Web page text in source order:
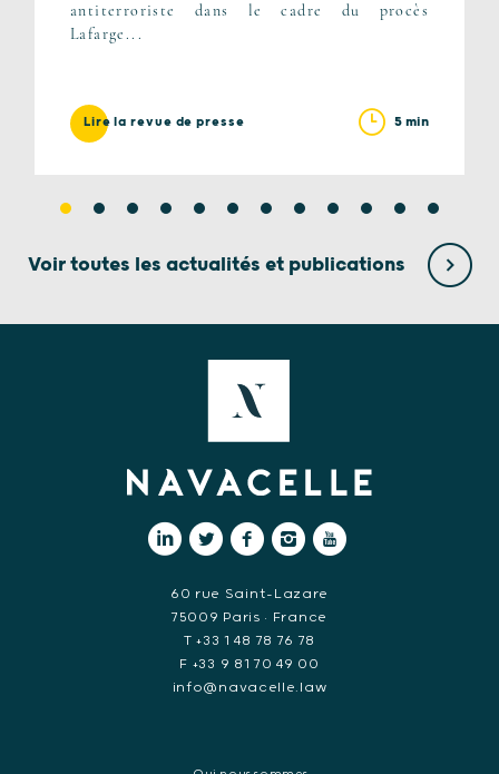
antiterroriste dans le cadre du procès
Lafarge...
Lire la revue de presse 5 min
Voir toutes les actualités et publications
60 rue Saint-Lazare
75009 Paris • France
T +33 1 48 78 76 78
F +33 9 81 70 49 00
info@navacelle.law